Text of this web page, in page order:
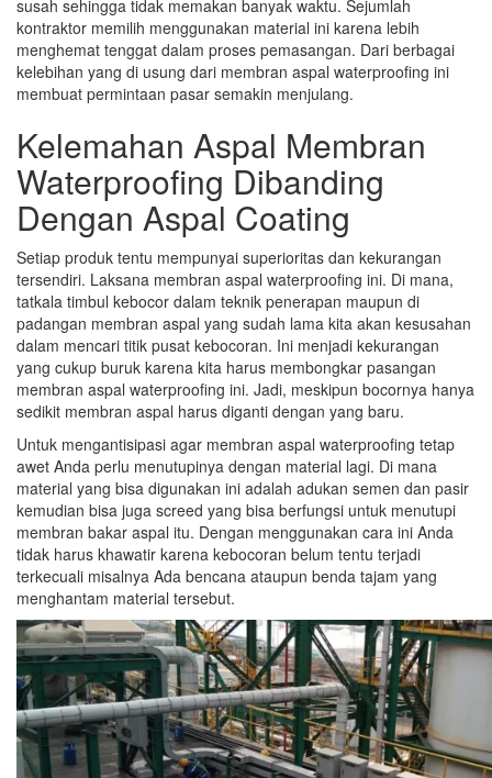
susah sehingga tidak memakan banyak waktu. Sejumlah
kontraktor memilih menggunakan material ini karena lebih
menghemat tenggat dalam proses pemasangan. Dari berbagai
kelebihan yang di usung dari membran aspal waterproofing ini
membuat permintaan pasar semakin menjulang.
Kelemahan Aspal Membran
Waterproofing Dibanding
Dengan Aspal Coating
Setiap produk tentu mempunyai superioritas dan kekurangan
tersendiri. Laksana membran aspal waterproofing ini. Di mana,
tatkala timbul kebocor dalam teknik penerapan maupun di
padangan membran aspal yang sudah lama kita akan kesusahan
dalam mencari titik pusat kebocoran. Ini menjadi kekurangan
yang cukup buruk karena kita harus membongkar pasangan
membran aspal waterproofing ini. Jadi, meskipun bocornya hanya
sedikit membran aspal harus diganti dengan yang baru.
Untuk mengantisipasi agar membran aspal waterproofing tetap
awet Anda perlu menutupinya dengan material lagi. Di mana
material yang bisa digunakan ini adalah adukan semen dan pasir
kemudian bisa juga screed yang bisa berfungsi untuk menutupi
membran bakar aspal itu. Dengan menggunakan cara ini Anda
tidak harus khawatir karena kebocoran belum tentu terjadi
terkecuali misalnya Ada bencana ataupun benda tajam yang
menghantam material tersebut.